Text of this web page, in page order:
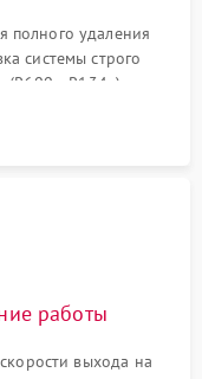
полного удаления
системы строго
R134a) по
давления в системе.
работы
выхода на